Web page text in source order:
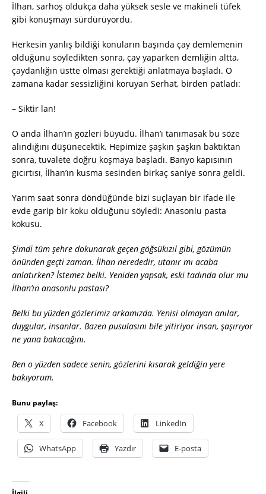
İlhan, sarhoş oldukça daha yüksek sesle ve makineli tüfek
gibi konuşmayı sürdürüyordu.
Herkesin yanlış bildiği konuların başında çay demlemenin
olduğunu söyledikten sonra, çay yaparken demliğin altta,
çaydanlığın üstte olması gerektiği anlatmaya başladı. O
zamana kadar sessizliğini koruyan Serhat, birden patladı:
– Siktir lan!
O anda İlhan’ın gözleri büyüdü. İlhan’ı tanımasak bu söze
alındığını düşünecektik. Hepimize şaşkın şaşkın baktıktan
sonra, tuvalete doğru koşmaya başladı. Banyo kapısının
gıcırtısı, İlhan’ın kusma sesinden birkaç saniye sonra geldi.
Yarım saat sonra döndüğünde bizi suçlayan bir ifade ile
evde garip bir koku olduğunu söyledi: Anasonlu pasta
kokusu.
Şimdi tüm şehre dokunarak geçen göğsükızıl gibi, gözümün
önünden geçti zaman. İlhan nerededir, utanır mı acaba
anlatırken? İstemez belki. Yeniden yapsak, eski tadında olur mu
İlhan’ın anasonlu pastası?
Belki bu yüzden gözlerimiz arkamızda. Yenisi olmayan anılar,
duygular, insanlar. Bazen pusulasını bile yitiriyor insan, şaşırıyor
ne yana bakacağını.
Ben o yüzden sadece senin, gözlerini kısarak geldiğin yere
bakıyorum.
Bunu paylaş:
X Facebook LinkedIn
WhatsApp Yazdır E-posta